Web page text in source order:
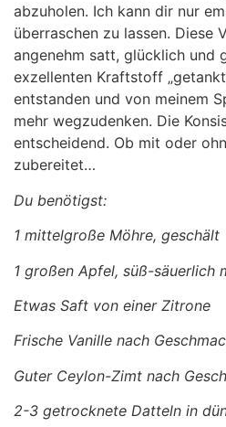
abzuholen. Ich kann dir nur
überraschen zu lassen. Diese
angenehm satt, glücklich und
exzellenten Kraftstoff
entstanden und von meinem
mehr wegzudenken. Die
entscheidend. Ob mit oder
zubereitet…
Du benötigst:
1 mittelgroße Möhre, geschält
1 großen Apfel, süß-säuerlich
Etwas Saft von einer Zitrone
Frische Vanille nach
Guter Ceylon-Zimt nach
2-3 getrocknete Datteln in